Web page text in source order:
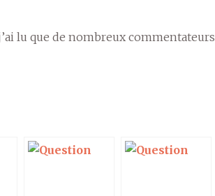
lu que de nombreux commentateurs